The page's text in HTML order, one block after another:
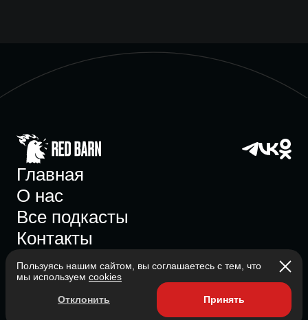
Главная
О нас
Все подкасты
Контакты
Состоит в ассоциации с 2023
Пользуясь нашим сайтом, вы соглашаетесь с тем, что
мы используем cookies
Отклонить Принять